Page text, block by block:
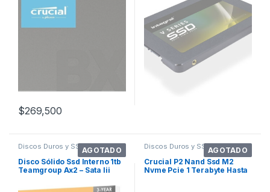
$269,500
AGOTADO
Discos Duros y SSDs
Disco Sólido Ssd Interno 1tb
Teamgroup Ax2 – Sata Iii
AGOTADO
Discos Duros y SSDs
Crucial P2 Nand Ssd M2
Nvme Pcie 1 Terabyte Hasta